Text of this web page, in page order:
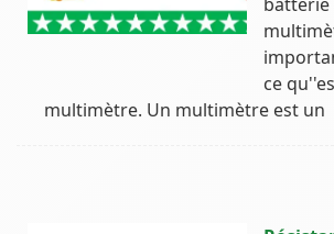
ce
multimètre. Un multimètre est un